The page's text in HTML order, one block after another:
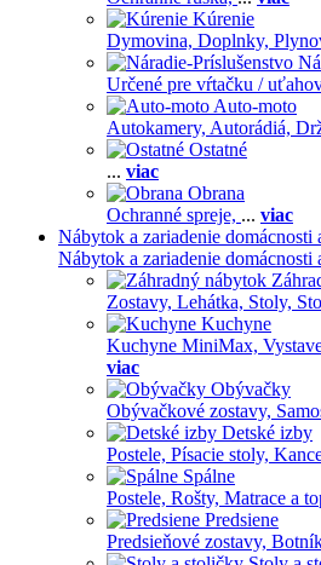
Kúrenie
Dymovina, Doplnky,
Určené pre vŕtačku /
Auto-moto
Autokamery, Autorádiá,
Ostatné
... viac
Obrana
Ochranné spreje, ... viac
Nábytok a zariadenie domácnosti
Nábytok a zariadenie domácnosti
Zostavy, Lehátka, Stoly,
Kuchyne
Kuchyne MiniMax,
viac
Obývačky
Obývačkové zostavy,
Detské izby
Postele, Písacie stoly,
Spálne
Postele, Rošty, Matrace a
Predsiene
Predsieňové zostavy,